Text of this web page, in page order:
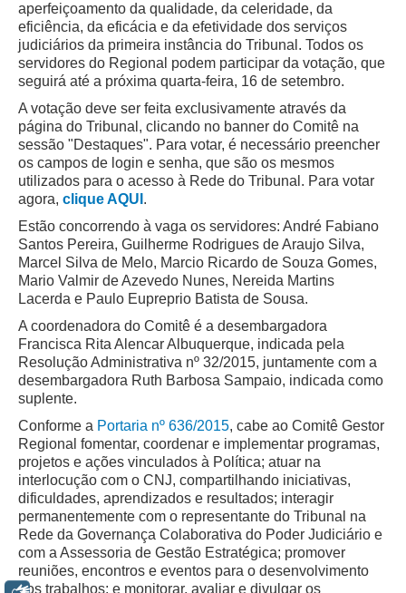
Dados
Comissão de Ética
Comitê de Priorização do Primeiro Grau
Comissão de Uniformização de Jurisprudência
Comitê de Gestão de Pessoas
Comissão de Vitaliciamento
Comitê de Atenção Integral à Saúde de Magistrados e
Servidores
Comitê de Segurança Permanente
Comitê de Combate ao Trabalho Infantil e de Estímulo à
Aprendizagem
Comitê de Incentivo à Participação Institucional Feminina
Comitê de Prevenção e Enfrentamento do Assédio
Moral, do Assédio Sexual e da Discriminação
Comissão Permanente de Gestão Socioambiental
Comitê Gestor do Plano de Contratações e Aquisições
no Âmbito do TRT11
Grupo Operacional do Centro de Inteligência
Comitê de Equidade de Raça, Gênero e Diversidade
Comitê PopRuaJud
Comissão de Justiça Itinerante
Comissão Permanente de Avaliação Documental
aperfeiçoamento da qualidade, da celeridade, da
eficiência, da eficácia e da efetividade dos serviços
judiciários da primeira instância do Tribunal. Todos os
servidores do Regional podem participar da votação, que
seguirá até a próxima quarta-feira, 16 de setembro.
A votação deve ser feita exclusivamente através da
página do Tribunal, clicando no banner do Comitê na
sessão "Destaques". Para votar, é necessário preencher
os campos de login e senha, que são os mesmos
utilizados para o acesso à Rede do Tribunal. Para votar
agora, clique AQUI .
Estão concorrendo à vaga os servidores: André Fabiano
Santos Pereira, Guilherme Rodrigues de Araujo Silva,
Marcel Silva de Melo, Marcio Ricardo de Souza Gomes,
Mario Valmir de Azevedo Nunes, Nereida Martins
Lacerda e Paulo Eupreprio Batista de Sousa.
A coordenadora do Comitê é a desembargadora
Francisca Rita Alencar Albuquerque, indicada pela
Resolução Administrativa nº 32/2015, juntamente com a
desembargadora Ruth Barbosa Sampaio, indicada como
suplente.
Conforme a Portaria nº 636/2015, cabe ao Comitê Gestor
Regional fomentar, coordenar e implementar programas,
projetos e ações vinculados à Política; atuar na
interlocução com o CNJ, compartilhando iniciativas,
dificuldades, aprendizados e resultados; interagir
permanentemente com o representante do Tribunal na
Rede da Governança Colaborativa do Poder Judiciário e
com a Assessoria de Gestão Estratégica; promover
reuniões, encontros e eventos para o desenvolvimento
dos trabalhos; e monitorar, avaliar e divulgar os